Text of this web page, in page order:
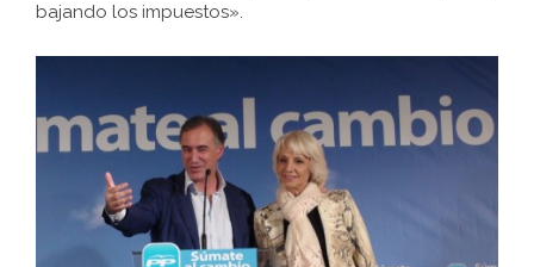
bajando los impuestos».